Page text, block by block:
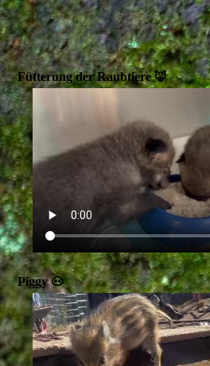
Fütterung der Raubtiere 🦊
Piggy 🐽